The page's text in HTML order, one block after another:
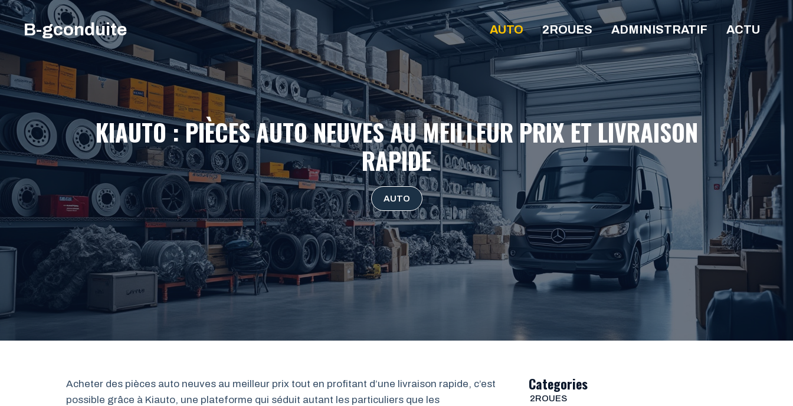
Aller
au
contenu
B-gconduite AUTO 2ROUES ADMINISTRATIF ACTU
KIAUTO : PIÈCES AUTO NEUVES AU MEILLEUR PRIX ET LIVRAISON
RAPIDE
AUTO
Acheter des pièces auto neuves au meilleur prix tout en profitant d’une livraison rapide, c’est
possible grâce à Kiauto, une plateforme qui séduit autant les particuliers que les
Categories
2ROUES